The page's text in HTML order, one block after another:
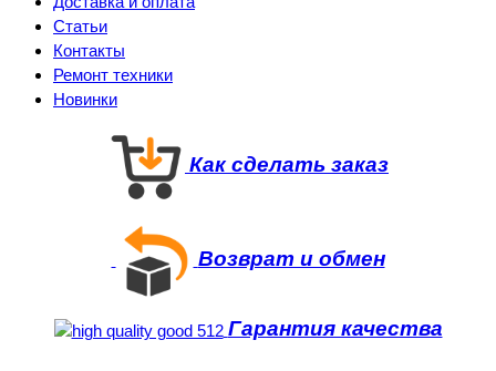
Статьи
Контакты
Ремонт техники
Новинки
Как сделать заказ
Возврат и обмен
Гарантия качества